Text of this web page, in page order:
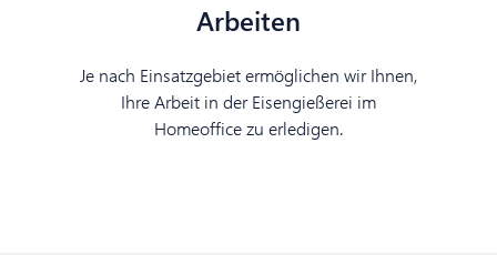
Arbeiten
Je nach Einsatzgebiet ermöglichen wir Ihnen,
Ihre Arbeit in der Eisengießerei im
Homeoffice zu erledigen.